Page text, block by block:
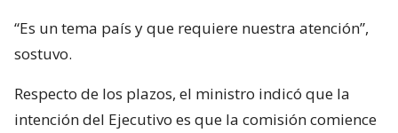
“Es un tema país y que requiere nuestra atención”,
sostuvo.
Respecto de los plazos, el ministro indicó que la
intención del Ejecutivo es que la comisión comience